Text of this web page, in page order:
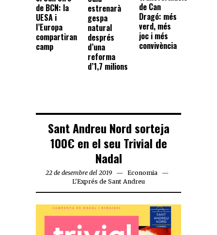
de BCN: la
UESA i
l’Europa
compartiran
camp
estrenarà
gespa
natural
després
d’una
reforma
d’1,7 milions
de Can
Dragó: més
verd, més
joc i més
convivència
Sant Andreu Nord sorteja
100€ en el seu Trivial de
Nadal
22 de desembre del 2019
Economia
L'Exprés de Sant Andreu